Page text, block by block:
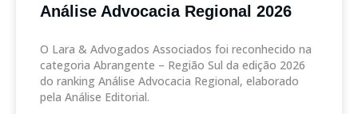
Análise Advocacia Regional 2026
O Lara & Advogados Associados foi reconhecido na
categoria Abrangente – Região Sul da edição 2026
do ranking Análise Advocacia Regional, elaborado
pela Análise Editorial.